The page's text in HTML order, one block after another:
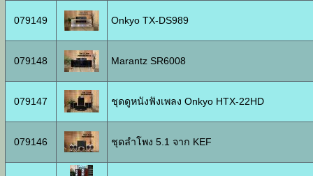
079149 Onkyo TX-DS989
079148 Marantz SR6008
079147 ชุดดูหนังฟังเพลง Onkyo HTX-22HD
079146 ชุดลำโพง 5.1 จาก KEF